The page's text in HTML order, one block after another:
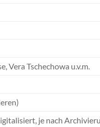
Vera Tschechowa u.v.m.
je nach